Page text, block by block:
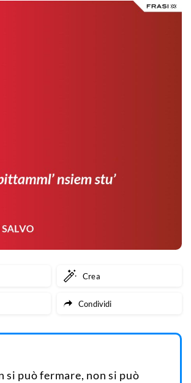
Crea
Condividi
si può fermare, non si può